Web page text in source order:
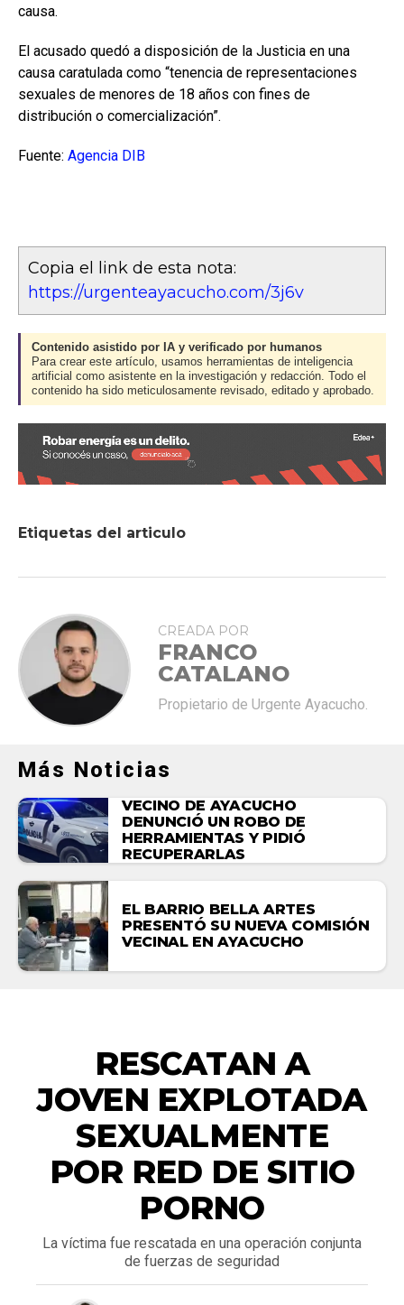
causa.
El acusado quedó a disposición de la Justicia en una
causa caratulada como “tenencia de representaciones
sexuales de menores de 18 años con fines de
distribución o comercialización”.
Fuente: Agencia DIB
Copia el link de esta nota:
https://urgenteayacucho.com/3j6v
Contenido asistido por IA y verificado por humanos
Para crear este artículo, usamos herramientas de inteligencia
artificial como asistente en la investigación y redacción. Todo el
contenido ha sido meticulosamente revisado, editado y aprobado.
Etiquetas del articulo
CREADA POR
FRANCO
CATALANO
Propietario de Urgente Ayacucho.
Más Noticias
VECINO DE AYACUCHO
DENUNCIÓ UN ROBO DE
HERRAMIENTAS Y PIDIÓ
RECUPERARLAS
EL BARRIO BELLA ARTES
PRESENTÓ SU NUEVA COMISIÓN
VECINAL EN AYACUCHO
RESCATAN A
JOVEN EXPLOTADA
SEXUALMENTE
POR RED DE SITIO
PORNO
La víctima fue rescatada en una operación conjunta
de fuerzas de seguridad